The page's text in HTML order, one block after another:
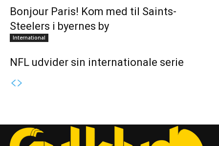
Bonjour Paris! Kom med til Saints-
Steelers i byernes by
International
NFL udvider sin internationale serie